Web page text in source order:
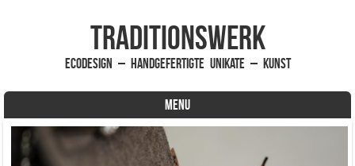
traditionsWerk
EcoDesign – handgefertigte Unikate – Kunst
MENU
Skip to content